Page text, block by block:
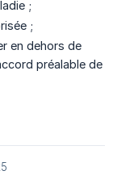
;
;
en dehors de
préalable de